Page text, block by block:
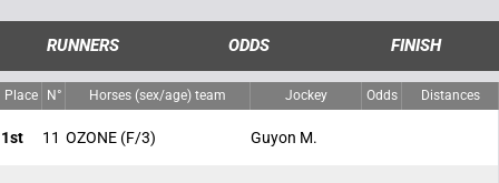
RUNNERS ODDS FINISH
Place N° Horses (sex/age) team Jockey Odds Distances
1st 11 OZONE (F/3) Guyon M.